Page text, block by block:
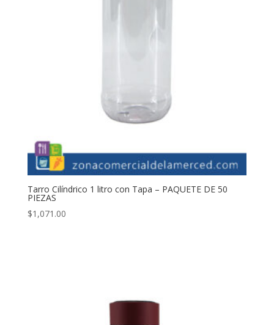
Tarro Cilíndrico 1 litro con Tapa – PAQUETE DE 50
PIEZAS
$1,071.00